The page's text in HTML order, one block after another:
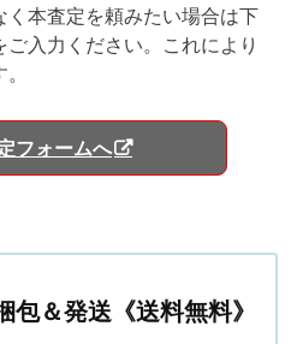
本査定を頼みたい場合は下
入力ください。これにより
フォームへ
＆発送《送料無料》